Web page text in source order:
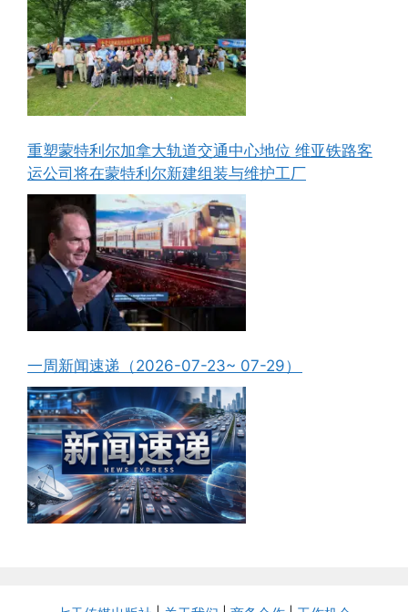
重塑蒙特利尔加拿大轨道交通中心地位 维亚铁路客
运公司将在蒙特利尔新建组装与维护工厂
一周新闻速递（2026-07-23~ 07-29）